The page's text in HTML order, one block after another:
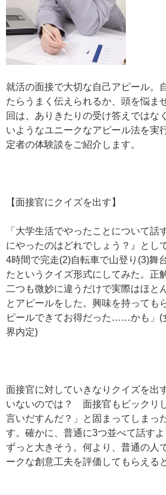
就活の面接で大切な自己アピール。
たらうまく伝えられるか、頭を悩ま
回は、ありきたりの受け答えではな
いようなユニークなアピール法を実
定者の体験談をご紹介します。
【面接官にクイズを出す】
「大学生活でやったことについて話
にやったのはどれでしょう？』とし
4時間で完走(2)自転車で山登り(3)舞
たというクイズ形式にしてみた。正
二つも微妙に違うだけで実際はほと
とアピールをした。興味を持っても
ピールできてお得だった……かも」(
界内定)
面接官に対していきなりクイズを出
いないのでは？ 面接官もビックリ
言いだすんだ？」と固まってしまっ
す。確かに、普通に3つ並べて話す
ずっと大きそう。何より、普通の人
ークな創意工夫を評価してもらえる